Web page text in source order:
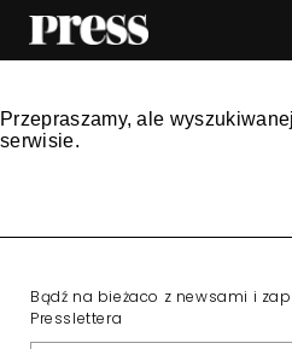
Przepraszamy, ale
serwisie.
Bądź na bieżaco z newsami i
Presslettera